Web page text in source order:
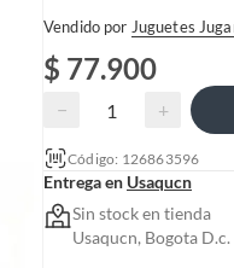
Vendido por Juguetes
$ 77.900
− +
Código: 126863596
Entrega en Usaqucn
Sin stock en tienda
Usaqucn, Bogota D.c.